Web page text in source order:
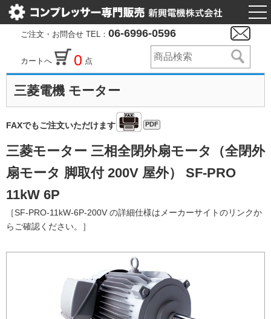
ご注文・お問合せ TEL： 06-6996-0596
カートへ 0 点
三菱電機 モーター
FAXでもご注文いただけます PDF
三菱モーター 三相全閉外扇モータ（全閉外
扇モータ 脚取付 200V 屋外） SF-PRO
11kW 6P
［SF-PRO-11kW-6P-200V の詳細仕様はメーカーサイトのリンクか
らご確認ください。］